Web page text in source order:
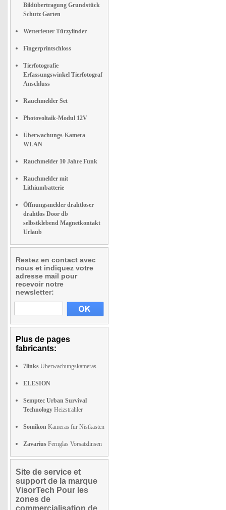
Bildübertragung Grundstück
Schutz Garten
Wetterfester Türzylinder
Fingerprintschloss
Tierfotografie
Erfassungswinkel Tierfotograf
Anschluss
Rauchmelder Set
Photovoltaik-Modul 12V
Überwachungs-Kamera
WLAN
Rauchmelder 10 Jahre Funk
Rauchmelder mit
Lithiumbatterie
Öffnungsmelder drahtloser
drahtlos Door db
selbstklebend Magnetkontakt
Urlaub
Restez en contact avec
nous et indiquez votre
adresse mail pour
recevoir notre
newsletter:
Plus de pages
fabricants:
7links Überwachungskameras
ELESION
Semptec Urban Survival
Technology Heizstrahler
Somikon Kameras für Nistkasten
Zavarius Fernglas Vorsatzlinsen
Site de service et
support de la marque
VisorTech Pour les
zones de
commercialisation de